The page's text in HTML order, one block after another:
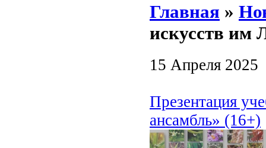
Главная »
искусств им
15 Апреля 2025
Презентация
ансамбль» (16+)